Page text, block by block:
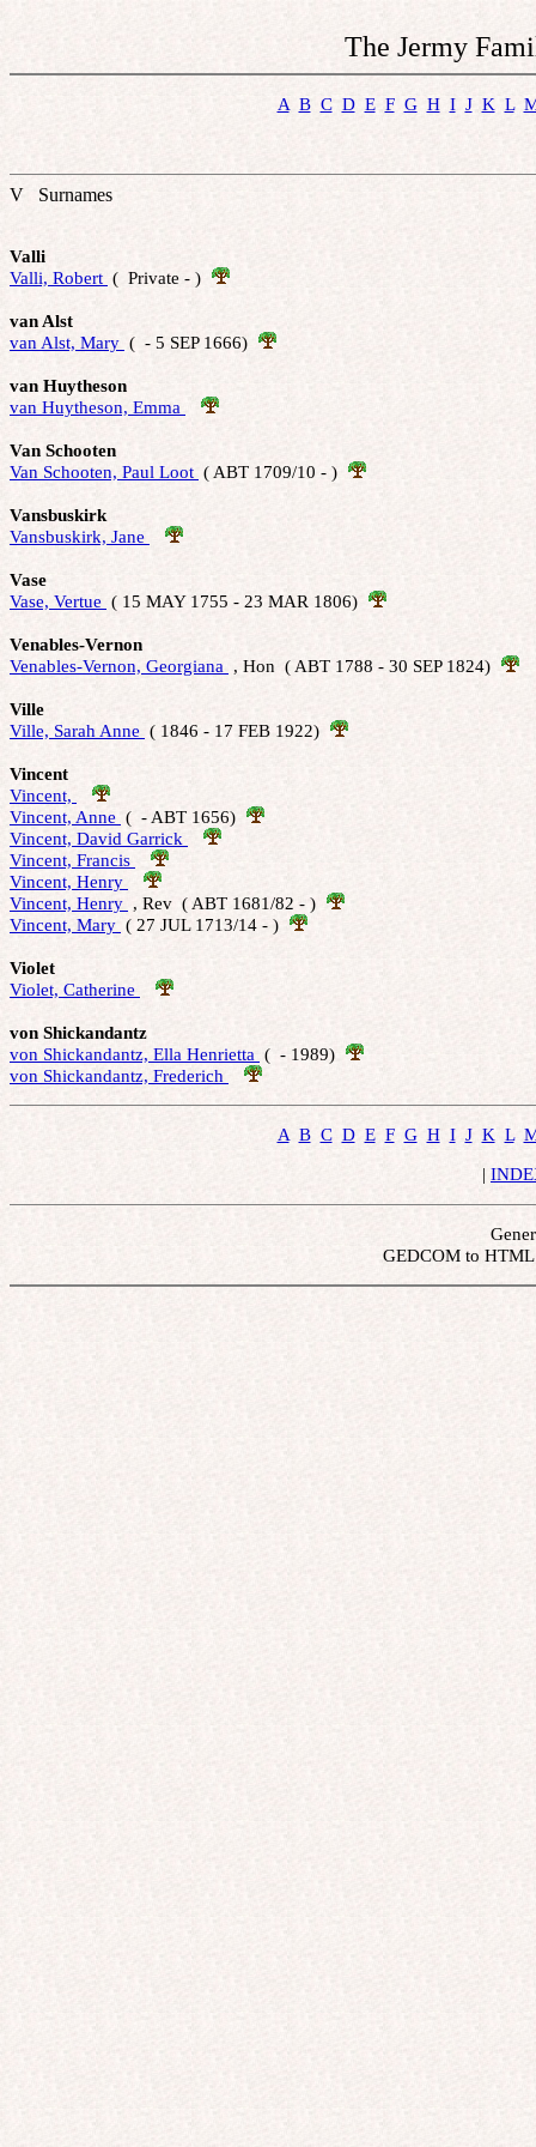
The Jermy
A B C D E F G H I J K L
V Surnames
Valli
Valli, Robert (  Private - )
van Alst
van Alst, Mary (  - 5 SEP 1666)
van Huytheson
van Huytheson, Emma
Van Schooten
Van Schooten, Paul Loot ( ABT 1709/10 - )
Vansbuskirk
Vansbuskirk, Jane
Vase
Vase, Vertue ( 15 MAY 1755 - 23 MAR 1806)
Venables-Vernon
Venables-Vernon, Georgiana , Hon  ( ABT 1788 - 30 SEP 1824)
Ville
Ville, Sarah Anne ( 1846 - 17 FEB 1922)
Vincent
Vincent,
Vincent, Anne (  - ABT 1656)
Vincent, David Garrick
Vincent, Francis
Vincent, Henry
Vincent, Henry , Rev  ( ABT 1681/82 - )
Vincent, Mary ( 27 JUL 1713/14 - )
Violet
Violet, Catherine
von Shickandantz
von Shickandantz, Ella Henrietta (  - 1989)
von Shickandantz, Frederich
A B C D E F G H I J K L
|
GEDCOM to